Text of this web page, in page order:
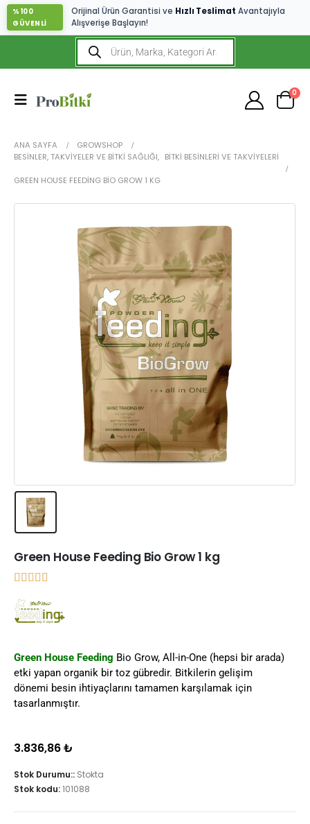
%100
GÜVENLİ
Orijinal Ürün Garantisi ve Hızlı Teslimat Avantajıyla
Alışverişe Başlayın!
0
ANA SAYFA
GROWSHOP
BESINLER, TAKVIYELER VE BITKI SAĞLIĞI, BITKI BESINLERI VE TAKVIYELERI
GREEN HOUSE FEEDING BIO GROW 1 KG
Green House Feeding Bio Grow 1 kg
Green House Feeding Bio Grow, All-in-One (hepsi bir arada)
etki yapan organik bir toz gübredir. Bitkilerin gelişim
dönemi besin ihtiyaçlarını tamamen karşılamak için
tasarlanmıştır.
3.836,86₺
Stok Durumu:: Stokta
Stok kodu:101088